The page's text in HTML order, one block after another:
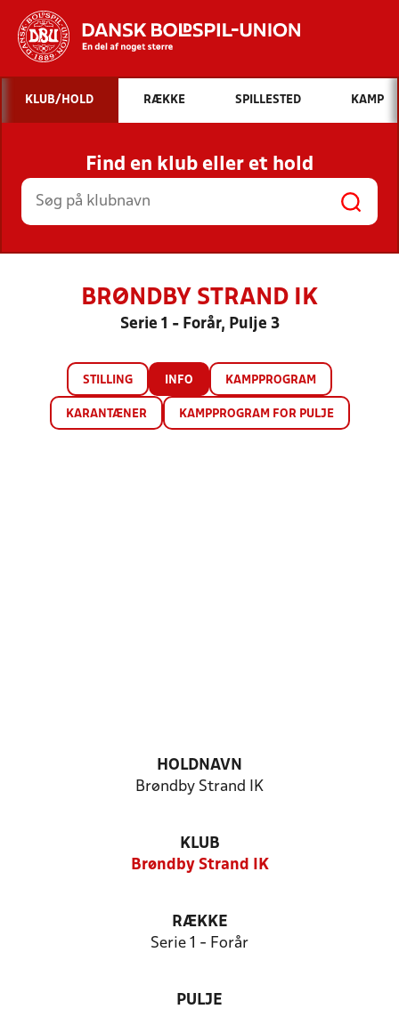
Hvad vil du søge efter?
INDHOLD OG NYHEDER
STILLINGER, RESULTATER, KLUBBER OG
HOLD
KLUB/HOLD RÆKKE SPILLESTED KAMP
Find en klub eller et hold
BRØNDBY STRAND IK
Serie 1 - Forår, Pulje 3
STILLING INFO KAMPPROGRAM
KARANTÆNER KAMPPROGRAM FOR PULJE
HOLDNAVN
Brøndby Strand IK
KLUB
Brøndby Strand IK
RÆKKE
Serie 1 - Forår
PULJE